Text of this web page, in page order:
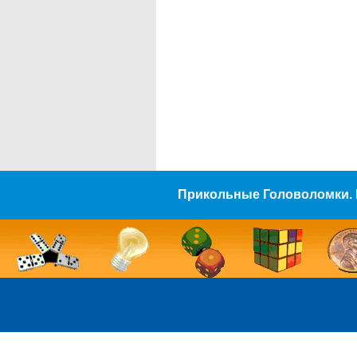
Прикольные